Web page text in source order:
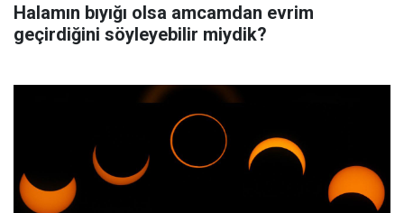
Halamın bıyığı olsa amcamdan evrim
geçirdiğini söyleyebilir miydik?